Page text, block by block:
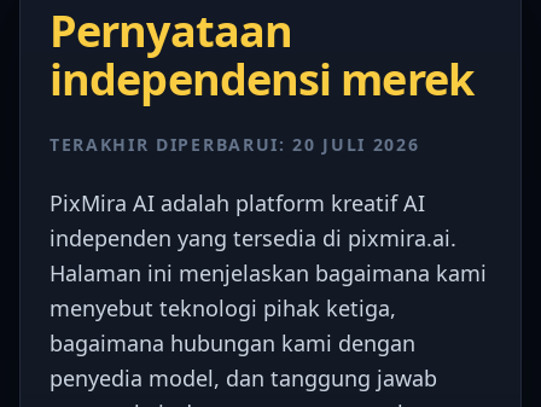
Pernyataan
independensi merek
TERAKHIR DIPERBARUI: 20 JULI 2026
PixMira AI adalah platform kreatif AI
independen yang tersedia di pixmira.ai.
Halaman ini menjelaskan bagaimana kami
menyebut teknologi pihak ketiga,
bagaimana hubungan kami dengan
penyedia model, dan tanggung jawab